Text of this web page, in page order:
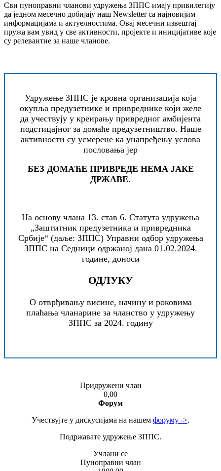
Сви пуноправни чланови удружења ЗППС имају привилегију
да једном месечно добијају наш Newsletter са најновијим
информацијама и актуелностима. Овај месечни извештај
пружа вам увид у све активности, пројекте и иницијативе које
су релевантне за наше чланове.
Удружење ЗППС је кровна организација која
окупља предузетнике и привреднике који желе
да учествују у креирању привредног амбијента
подстицајног за домаће предузетништво. Наше
активности су усмерене ка унапређењу услова
пословања јер
БЕЗ ДОМАЋЕ ПРИВРЕДЕ НЕМА ЈАКЕ
ДРЖАВЕ.
На основу члана 13. став 6. Статута удружења
„Заштитник предузетника и привредника
Србије“ (даље: ЗППС) Управни одбор удружења
ЗППС на Седници одржаној дана 01.02.2024.
године, доноси
ОДЛУКУ
О отврђивању висине, начину и роковима
плаћања чланарине за чланство у удружењу
ЗППС за 2024. годину
Придружени члан
0,00
Форум
Учествујте у дискусијама на нашем форуму ->.
Подржавате удружење ЗППС.
Учлани се
Пуноправни члан